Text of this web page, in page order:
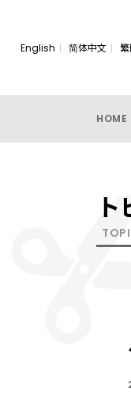
English 简体中文
HOME